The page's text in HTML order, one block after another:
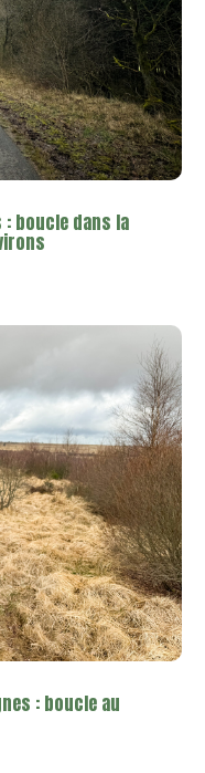
: boucle dans la
: boucle au